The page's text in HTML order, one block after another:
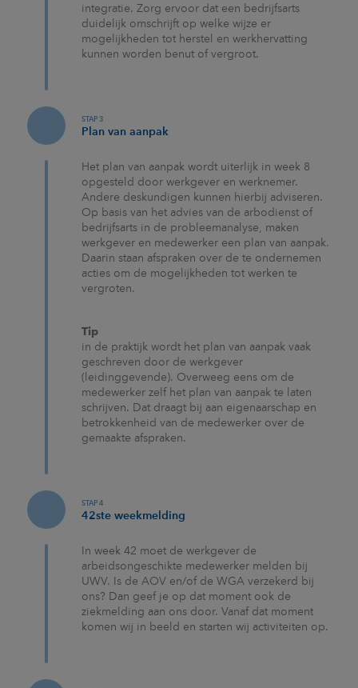
integratie. Zorg ervoor dat een bedrijfsarts
duidelijk omschrijft op welke wijze er
mogelijkheden tot herstel en werkhervatting
kunnen worden benut of vergroot.
STAP 3
Plan van aanpak
Het plan van aanpak wordt uiterlijk in week 8
opgesteld door werkgever en werknemer.
Andere deskundigen kunnen hierbij adviseren.
Op basis van het advies van de arbodienst of
bedrijfsarts in de probleemanalyse, maken
werkgever en medewerker een plan van aanpak.
Daarin staan afspraken over de te ondernemen
acties om de mogelijkheden tot werken te
vergroten.
Tip
in de praktijk wordt het plan van aanpak vaak
geschreven door de werkgever
(leidinggevende). Overweeg eens om de
medewerker zelf het plan van aanpak te laten
schrijven. Dat draagt bij aan eigenaarschap en
betrokkenheid van de medewerker over de
gemaakte afspraken.
STAP 4
42ste weekmelding
In week 42 moet de werkgever de
arbeidsongeschikte medewerker melden bij
UWV. Is de AOV en/of de WGA verzekerd bij
ons? Dan geef je op dat moment ook de
ziekmelding aan ons door. Vanaf dat moment
komen wij in beeld en starten wij activiteiten op.